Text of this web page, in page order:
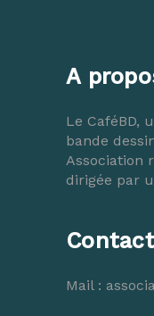
A
Le CaféBD,
bande
Association
dirigée par
Contact
Mail :